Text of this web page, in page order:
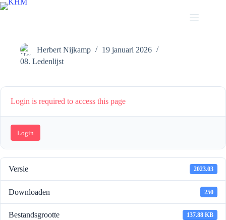
Ga
naar
Herbert Nijkamp
19 januari 2026
08. Ledenlijst
Login is required to access this page
Login
Versie 2023.03
Downloaden 250
Bestandsgrootte 137.88 KB